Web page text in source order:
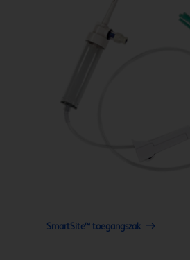
SmartSite™ toegangszak